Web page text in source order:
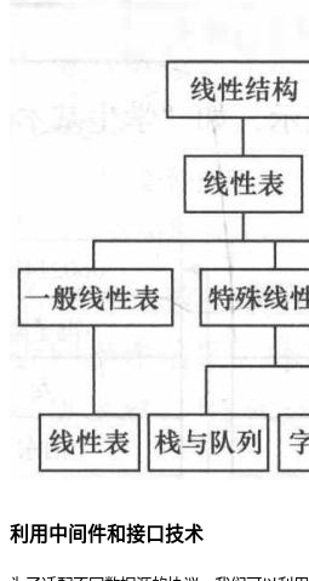
利用中间件和接口技术